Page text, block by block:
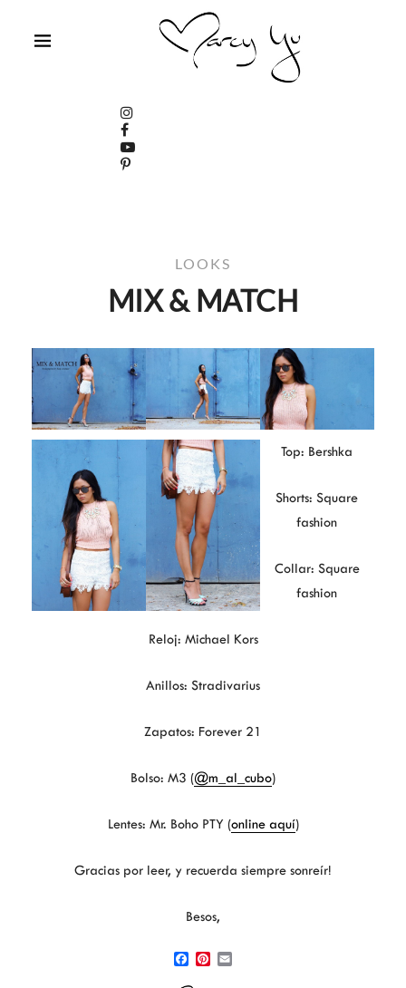
LOOKS
MIX & MATCH
Top: Bershka
Shorts: Square
fashion
Collar: Square
fashion
Reloj: Michael Kors
Anillos: Stradivarius
Zapatos: Forever 21
Bolso: M3 (@m_al_cubo)
Lentes: Mr. Boho PTY (online aquí)
Gracias por leer, y recuerda siempre sonreír!
Besos,